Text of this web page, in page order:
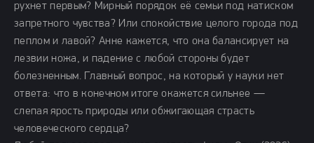
рухнет первым? Мирный порядок её семьи под натиском
запретного чувства? Или спокойствие целого города под
пеплом и лавой? Анне кажется, что она балансирует на
лезвии ножа, и падение с любой стороны будет
болезненным. Главный вопрос, на который у науки нет
ответа: что в конечном итоге окажется сильнее —
слепая ярость природы или обжигающая страсть
человеческого сердца?